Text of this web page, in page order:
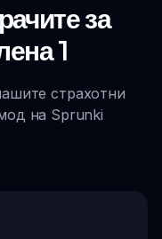
за
1
страхотни
на Sprunki